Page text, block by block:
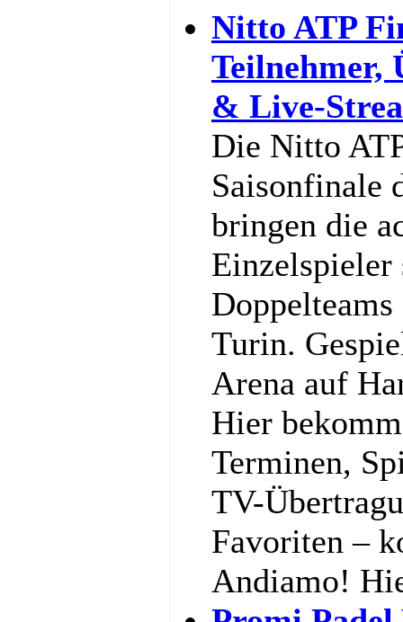
Nitto ATP
Teilnehmer,
& Live-
Die Nitto
Saisonfinale
bringen die
Einzelspieler
Doppelteams
Turin.
Arena auf
Hier
Terminen,
TV-
Favoriten –
Andiamo!